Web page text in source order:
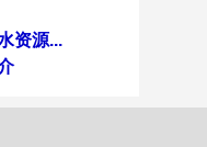
资源...